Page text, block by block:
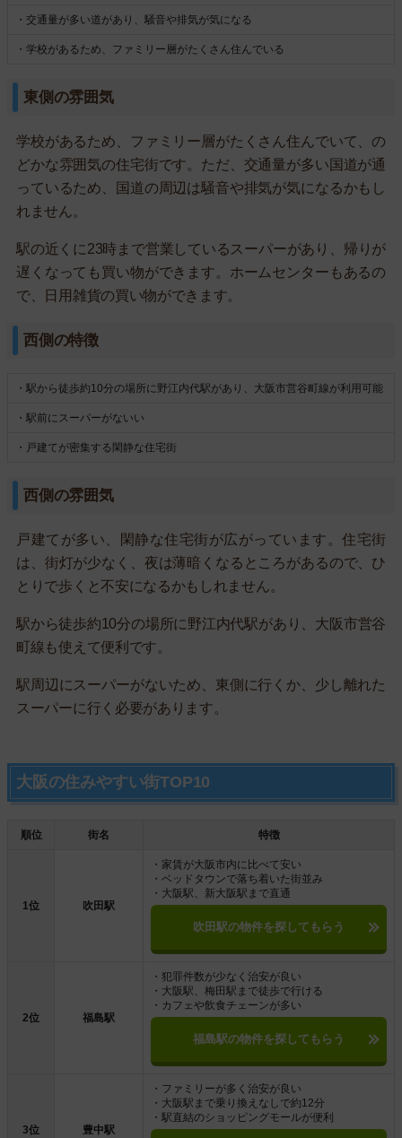
・交通量が多い道があり、騒音や排気が気になる
・学校があるため、ファミリー層がたくさん住んでいる
東側の雰囲気
学校があるため、ファミリー層がたくさん住んでいて、の
どかな雰囲気の住宅街です。ただ、交通量が多い国道が通
っているため、国道の周辺は騒音や排気が気になるかもし
れません。
駅の近くに23時まで営業しているスーパーがあり、帰りが
遅くなっても買い物ができます。ホームセンターもあるの
で、日用雑貨の買い物ができます。
西側の特徴
・駅から徒歩約10分の場所に野江内代駅があり、大阪市営谷町線が利用可能
・駅前にスーパーがないい
・戸建てが密集する閑静な住宅街
西側の雰囲気
戸建てが多い、閑静な住宅街が広がっています。住宅街
は、街灯が少なく、夜は薄暗くなるところがあるので、ひ
とりで歩くと不安になるかもしれません。
駅から徒歩約10分の場所に野江内代駅があり、大阪市営谷
町線も使えて便利です。
駅周辺にスーパーがないため、東側に行くか、少し離れた
スーパーに行く必要があります。
大阪の住みやすい街TOP10
順位 街名 特徴
1位 吹田駅
・家賃が大阪市内に比べて安い
・ベッドタウンで落ち着いた街並み
・大阪駅、新大阪駅まで直通
吹田駅の物件を探してもらう
2位 福島駅
・犯罪件数が少なく治安が良い
・大阪駅、梅田駅まで徒歩で行ける
・カフェや飲食チェーンが多い
福島駅の物件を探してもらう
3位 豊中駅
・ファミリーが多く治安が良い
・大阪駅まで乗り換えなしで約12分
・駅直結のショッピングモールが便利